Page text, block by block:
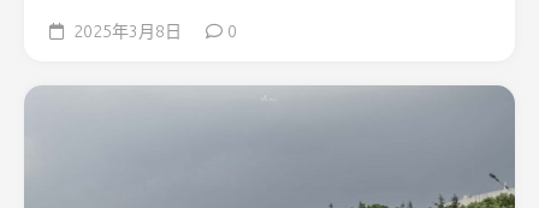
2025年3月8日 0